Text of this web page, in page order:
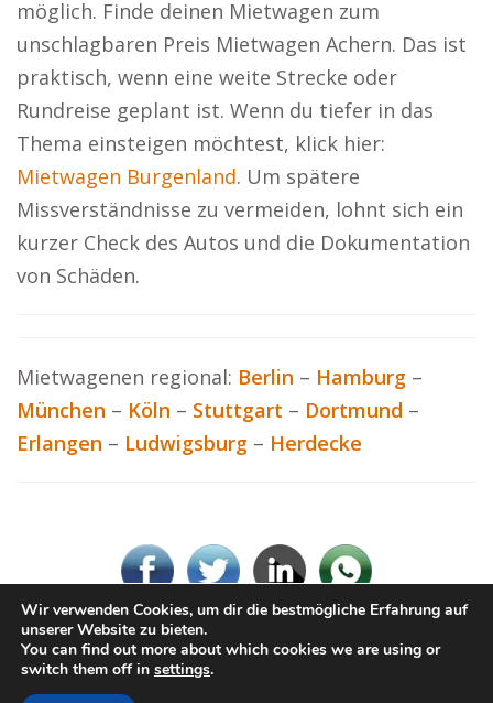
möglich. Finde deinen Mietwagen zum
unschlagbaren Preis Mietwagen Achern. Das ist
praktisch, wenn eine weite Strecke oder
Rundreise geplant ist. Wenn du tiefer in das
Thema einsteigen möchtest, klick hier:
Mietwagen Burgenland. Um spätere
Missverständnisse zu vermeiden, lohnt sich ein
kurzer Check des Autos und die Dokumentation
von Schäden.
Mietwagenen regional: Berlin – Hamburg –
München – Köln – Stuttgart – Dortmund –
Erlangen – Ludwigsburg – Herdecke
© Hey-Mietwagen.de
Wir verwenden Cookies, um dir die bestmögliche Erfahrung auf
unserer Website zu bieten.
You can find out more about which cookies we are using or
switch them off in settings.